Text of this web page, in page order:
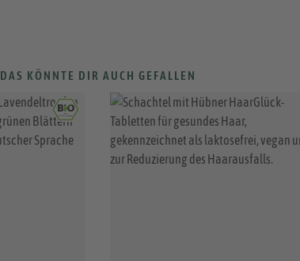
DAS KÖNNTE DIR AUCH GEFALLEN